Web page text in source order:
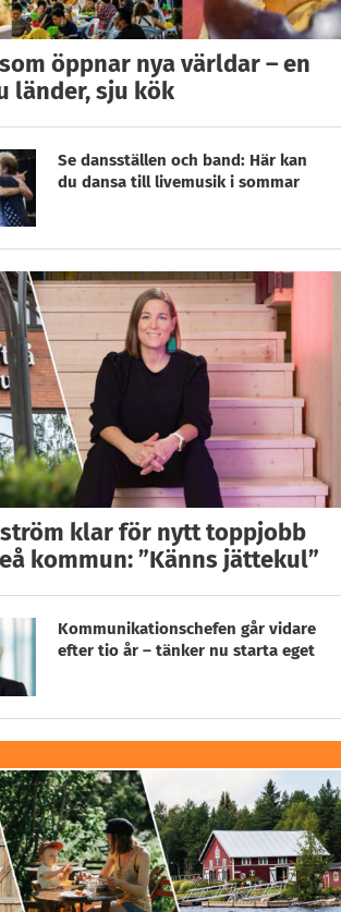
öppnar nya världar – en
länder, sju kök
Se dansställen och band: Här kan
du dansa till livemusik i sommar
klar för nytt toppjobb
kommun: ”Känns jättekul”
Kommunikationschefen går vidare
efter tio år – tänker nu starta eget